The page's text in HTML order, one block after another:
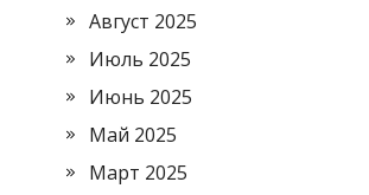
Август 2025
Июль 2025
Июнь 2025
Май 2025
Март 2025